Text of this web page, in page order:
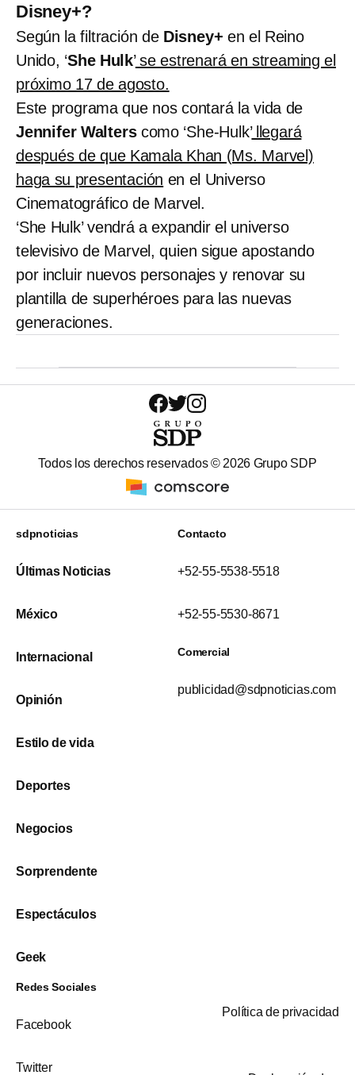
Disney+?
Según la filtración de Disney+ en el Reino
Unido, ‘She Hulk’se estrenará en streaming el
próximo 17 de agosto.
Este programa que nos contará la vida de
Jennifer Walterscomo ‘She-Hulk’llegará
después de que Kamala Khan (Ms. Marvel)
haga su presentación en el Universo
Cinematográfico de Marvel.
‘She Hulk’ vendrá a expandir el universo
televisivo de Marvel, quien sigue apostando
por incluir nuevos personajes y renovar su
plantilla de superhéroes para las nuevas
generaciones.
Todos los derechos reservados © 2026 Grupo SDP
sdpnoticias
Últimas Noticias
México
Internacional
Opinión
Estilo de vida
Deportes
Negocios
Sorprendente
Espectáculos
Geek
Contacto
+52-55-5538-5518
+52-55-5530-8671
Comercial
publicidad@sdpnoticias.com
Redes Sociales
Facebook
Twitter
Política de privacidad